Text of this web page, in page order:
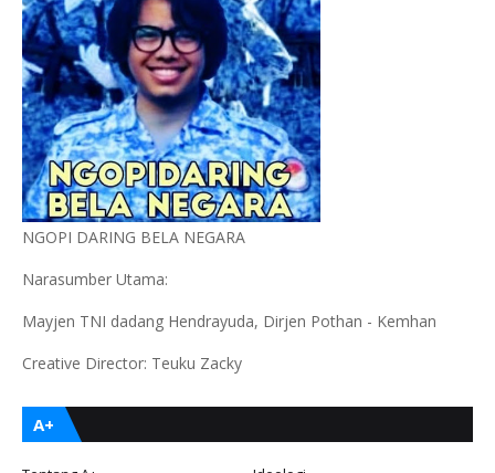
NGOPI DARING BELA NEGARA
Narasumber Utama:
Mayjen TNI dadang Hendrayuda, Dirjen Pothan - Kemhan
Creative Director: Teuku Zacky
A+